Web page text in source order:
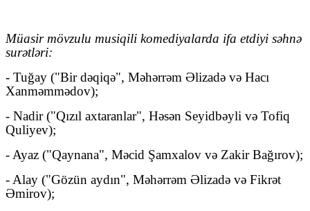
Müasir mövzulu musiqili komediyalarda ifa etdiyi səhnə
surətləri:
- Tuğay ("Bir dəqiqə", Məhərrəm Əlizadə və Hacı
Xanməmmədov);
- Nadir ("Qızıl axtaranlar", Həsən Seyidbəyli və Tofiq
Quliyev);
- Ayaz ("Qaynana", Məcid Şamxalov və Zakir Bağırov);
- Alay ("Gözün aydın", Məhərrəm Əlizadə və Fikrət
Əmirov);